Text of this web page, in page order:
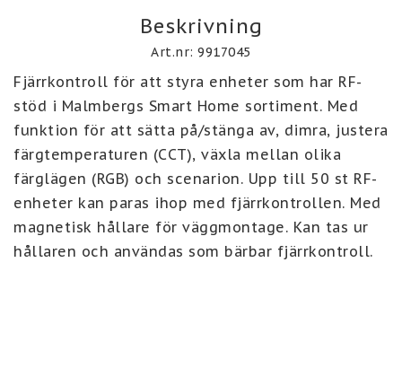
Beskrivning
Art.nr: 9917045
Fjärrkontroll för att styra enheter som har RF-
stöd i Malmbergs Smart Home sortiment. Med
funktion för att sätta på/stänga av, dimra, justera
färgtemperaturen (CCT), växla mellan olika
färglägen (RGB) och scenarion. Upp till 50 st RF-
enheter kan paras ihop med fjärrkontrollen. Med
magnetisk hållare för väggmontage. Kan tas ur
hållaren och användas som bärbar fjärrkontroll.